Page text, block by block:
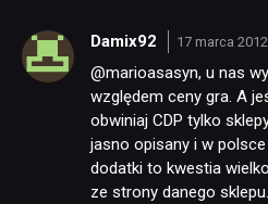
Damix92 17 marca
@marioasasyn, u nas
względem ceny gra. A
obwiniaj CDP tylko
jasno opisany i w
dodatki to kwestia
ze strony danego sklepu.